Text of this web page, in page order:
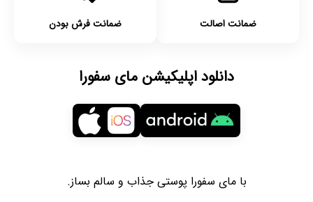
ضمانت اصالت ضمانت فرش بودن
دانلود اپلیکیشن مای سفورا
با مای سفورا پوستی جذاب و سالم بساز.